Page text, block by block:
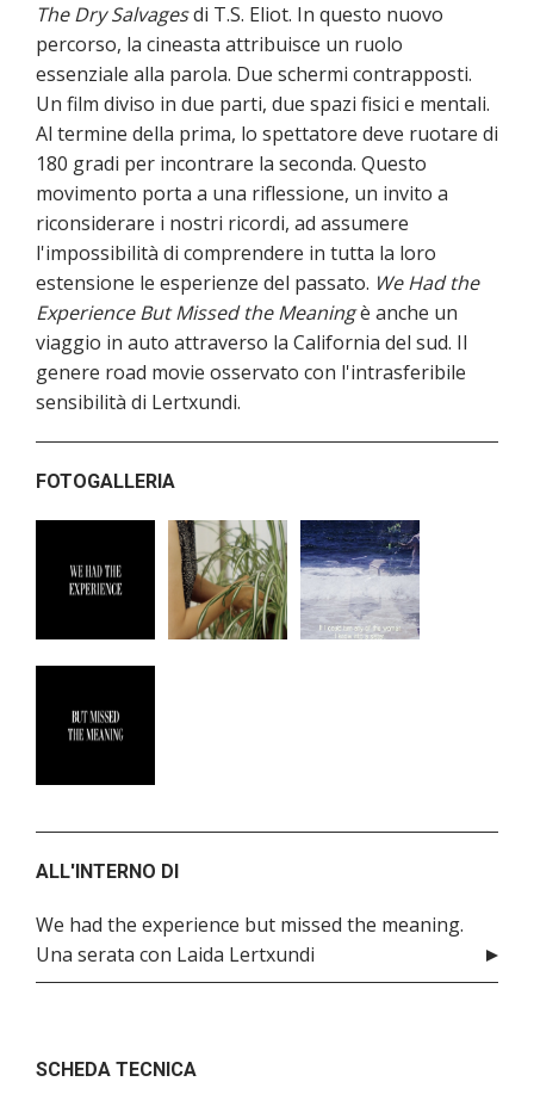
The Dry Salvagesdi T.S. Eliot. In questo nuovo
percorso, la cineasta attribuisce un ruolo
essenziale alla parola. Due schermi contrapposti.
Un film diviso in due parti, due spazi fisici e mentali.
Al termine della prima, lo spettatore deve ruotare di
180 gradi per incontrare la seconda. Questo
movimento porta a una riflessione, un invito a
riconsiderare i nostri ricordi, ad assumere
l'impossibilità di comprendere in tutta la loro
estensione le esperienze del passato. We Had the
Experience But Missed the Meaningè anche un
viaggio in auto attraverso la California del sud. Il
genere road movie osservato con l'intrasferibile
sensibilità di Lertxundi.
FOTOGALLERIA
ALL'INTERNO DI
We had the experience but missed the meaning.
Una serata con Laida Lertxundi
SCHEDA TECNICA